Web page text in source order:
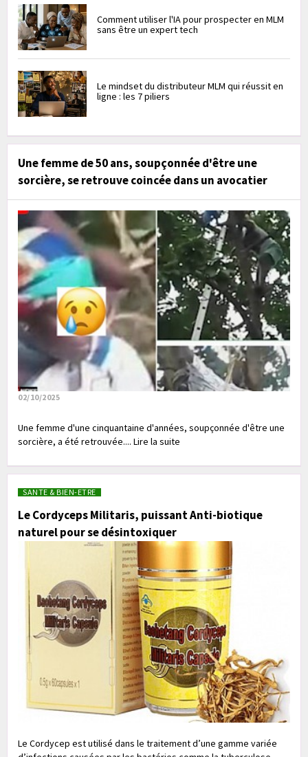
Comment utiliser l'IA pour prospecter en MLM
sans être un expert tech
Le mindset du distributeur MLM qui réussit en
ligne : les 7 piliers
Une femme de 50 ans, soupçonnée d'être une
sorcière, se retrouve coincée dans un avocatier
02/10/2025
Une femme d'une cinquantaine d'années, soupçonnée d'être une
sorcière, a été retrouvée.... Lire la suite
SANTE & BIEN-ETRE
Le Cordyceps Militaris, puissant Anti-biotique
naturel pour se désintoxiquer
Le Cordycep est utilisé dans le traitement d’une gamme variée